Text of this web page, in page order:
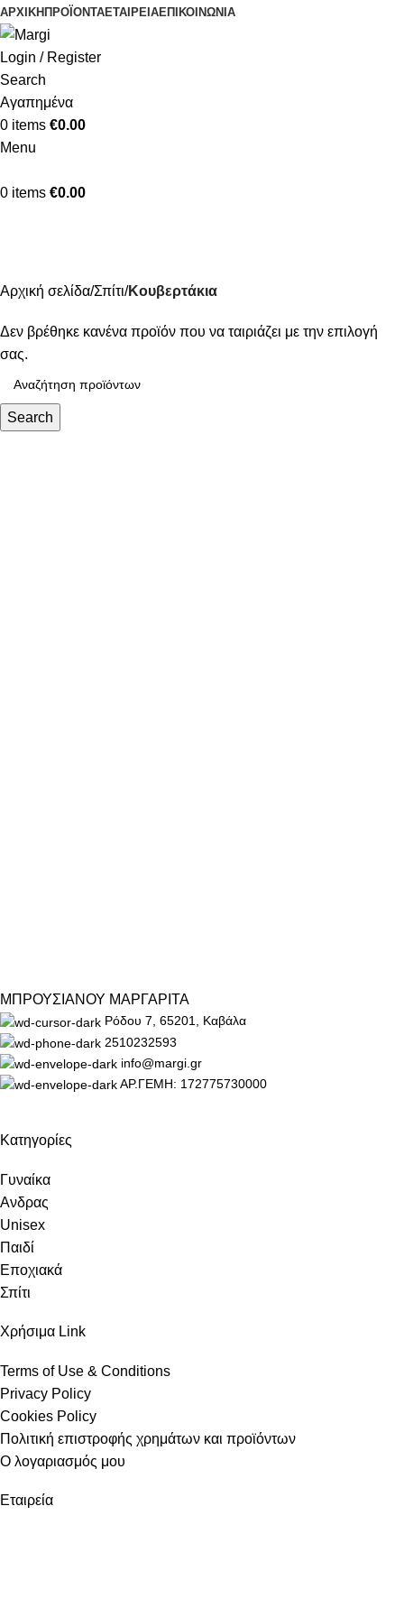
ΑΡΧΙΚΉ ΠΡΟΪΌΝΤΑΕΤΑΙΡΕΊΑΕΠΙΚΟΙΝΩΝΊΑ
Login / Register
Search
Αγαπημένα
0 items €0.00
Menu
0 items €0.00
Αρχική σελίδα Σπίτι Κουβερτάκια
Δεν βρέθηκε κανένα προϊόν που να ταιριάζει με την επιλογή
σας.
Search
ΜΠΡΟΥΣΙΑΝΟΥ ΜΑΡΓΑΡΙΤΑ
Ρόδου 7, 65201, Καβάλα
2510232593
info@margi.gr
ΑΡ.ΓΕΜΗ: 172775730000
Κατηγορίες
Γυναίκα
Ανδρας
Unisex
Παιδί
Εποχιακά
Σπίτι
Χρήσιμα Link
Terms of Use & Conditions
Privacy Policy
Cookies Policy
Πολιτική επιστροφής χρημάτων και προϊόντων
Ο λογαριασμός μου
Εταιρεία